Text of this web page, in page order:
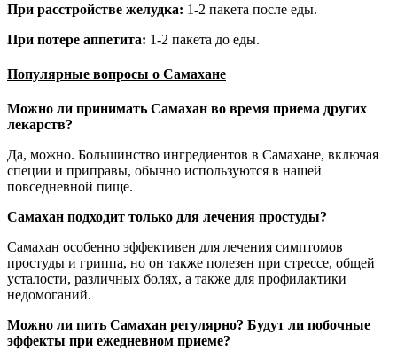
При расстройстве желудка: 1-2 пакета после еды.
При потере аппетита: 1-2 пакета до еды.
Популярные вопросы о Самахане
Можно ли принимать Самахан во время приема других
лекарств?
Да, можно. Большинство ингредиентов в Самахане, включая
специи и приправы, обычно используются в нашей
повседневной пище.
Самахан подходит только для лечения простуды?
Самахан особенно эффективен для лечения симптомов
простуды и гриппа, но он также полезен при стрессе, общей
усталости, различных болях, а также для профилактики
недомоганий.
Можно ли пить Самахан регулярно? Будут ли побочные
эффекты при ежедневном приеме?